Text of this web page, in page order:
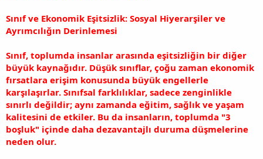
Sınıf ve Ekonomik Eşitsizlik: Sosyal Hiyerarşiler ve
Ayrımcılığın Derinlemesi
Sınıf, toplumda insanlar arasında eşitsizliğin bir diğer
büyük kaynağıdır. Düşük sınıflar, çoğu zaman ekonomik
fırsatlara erişim konusunda büyük engellerle
karşılaşırlar. Sınıfsal farklılıklar, sadece zenginlikle
sınırlı değildir; aynı zamanda eğitim, sağlık ve yaşam
kalitesini de etkiler. Bu da insanların, toplumda "3
boşluk" içinde daha dezavantajlı duruma düşmelerine
neden olur.